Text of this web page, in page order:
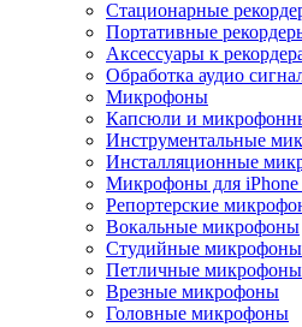
Стационарные
Портативные
Аксессуары к
Обработка аудио
Микрофоны
Капсюли и
Инструментальные
Инсталляционные
Микрофоны для iPhone
Репортерские
Вокальные микрофоны
Студийные микрофоны
Петличные микрофоны
Врезные микрофоны
Головные микрофоны